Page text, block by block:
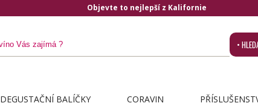
Objevte to nejlepší z Kalifornie
•
DEGUSTAČNÍ BALÍČKY CORAVIN